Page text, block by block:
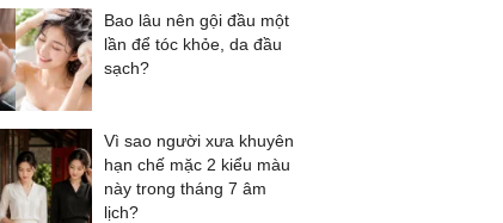
Bao lâu nên gội đầu một
lần để tóc khỏe, da đầu
sạch?
Vì sao người xưa khuyên
hạn chế mặc 2 kiểu màu
này trong tháng 7 âm
lịch?